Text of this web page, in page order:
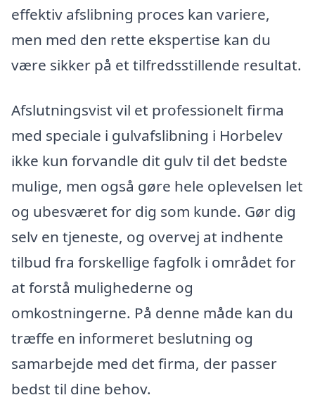
effektiv afslibning proces kan variere,
men med den rette ekspertise kan du
være sikker på et tilfredsstillende resultat.
Afslutningsvist vil et professionelt firma
med speciale i gulvafslibning i Horbelev
ikke kun forvandle dit gulv til det bedste
mulige, men også gøre hele oplevelsen let
og ubesværet for dig som kunde. Gør dig
selv en tjeneste, og overvej at indhente
tilbud fra forskellige fagfolk i området for
at forstå mulighederne og
omkostningerne. På denne måde kan du
træffe en informeret beslutning og
samarbejde med det firma, der passer
bedst til dine behov.